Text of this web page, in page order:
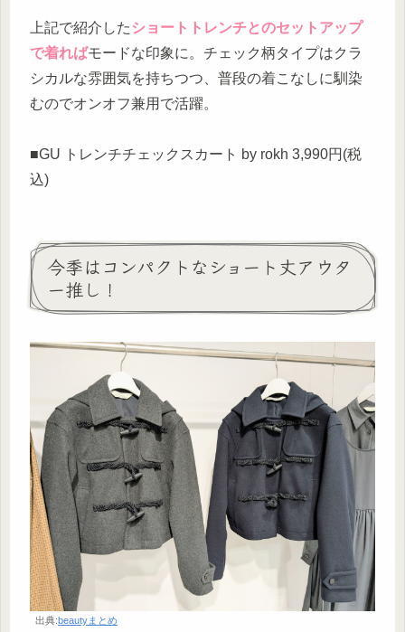
上記で紹介した ショートトレンチとのセットアップ
で着ればモードな印象に。チェック柄タイプはクラ
シカルな雰囲気を持ちつつ、普段の着こなしに馴染
むのでオンオフ兼用で活躍。
■GU トレンチチェックスカート by rokh 3,990円(税
込)
今季はコンパクトなショート丈アウタ
ー推し！
出典:beautyまとめ